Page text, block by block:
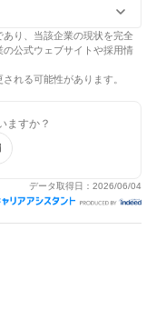
あり、当該企業の現状を完全
公式ウェブサイトや採用情
れる可能性があります。
ますか？
データ取得日： 2026/06/04